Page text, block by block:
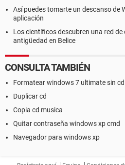
Así puedes tomarte un descanso de
aplicación
Los científicos descubren una red
antigüedad en Belice
CONSULTA TAMBIÉN
Formatear windows 7 ultimate sin
Duplicar cd
Copia cd musica
Quitar contraseña windows xp cmd
Navegador para windows xp